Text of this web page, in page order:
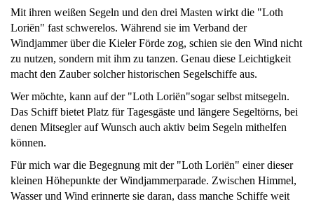
Mit ihren weißen Segeln und den drei Masten wirkt die "Loth
Loriën" fast schwerelos. Während sie im Verband der
Windjammer über die Kieler Förde zog, schien sie den Wind nicht
zu nutzen, sondern mit ihm zu tanzen. Genau diese Leichtigkeit
macht den Zauber solcher historischen Segelschiffe aus.
Wer möchte, kann auf der "Loth Loriën"sogar selbst mitsegeln.
Das Schiff bietet Platz für Tagesgäste und längere Segeltörns, bei
denen Mitsegler auf Wunsch auch aktiv beim Segeln mithelfen
können.
Für mich war die Begegnung mit der "Loth Loriën" einer dieser
kleinen Höhepunkte der Windjammerparade. Zwischen Himmel,
Wasser und Wind erinnerte sie daran, dass manche Schiffe weit